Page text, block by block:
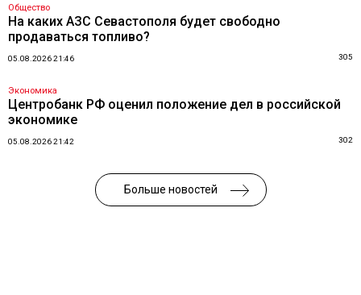
Общество
На каких АЗС Севастополя будет свободно
продаваться топливо?
05.08.2026 21:46 305
Экономика
Центробанк РФ оценил положение дел в российской
экономике
05.08.2026 21:42 302
Больше новостей